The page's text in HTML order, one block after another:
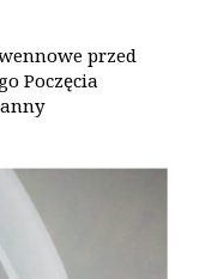
przed
Poczęcia